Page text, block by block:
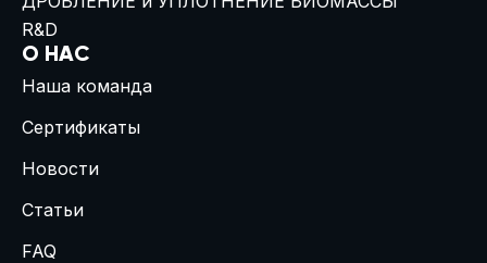
R&D
О НАС
Наша команда
Сертификаты
Новости
Статьи
FAQ